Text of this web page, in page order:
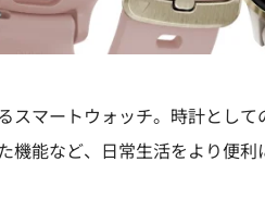
スマートウォッチ。時計として
機能など、日常生活をより便